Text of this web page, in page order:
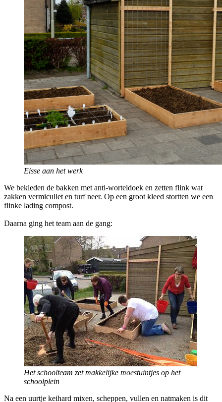
Eisse aan het werk
We bekleden de bakken met anti-worteldoek en zetten flink wat
zakken vermiculiet en turf neer. Op een groot kleed stortten we een
flinke lading compost.
Daarna ging het team aan de gang:
Het schoolteam zet makkelijke moestuintjes op het
schoolplein
Na een uurtje keihard mixen, scheppen, vullen en natmaken is dit